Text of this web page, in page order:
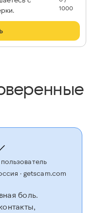
1000
· getscam.com
боль.